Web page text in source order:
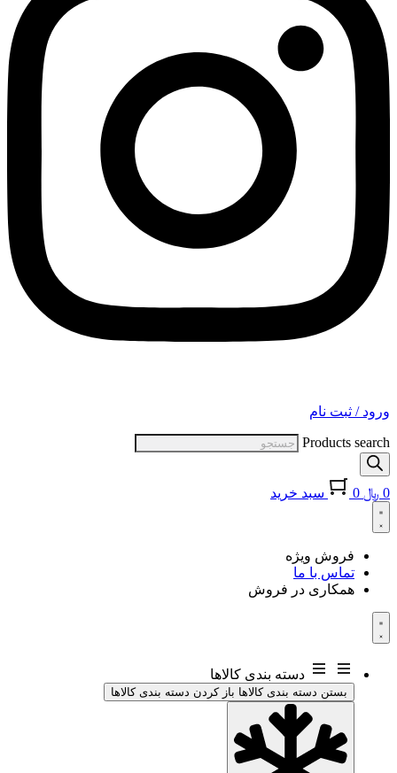
ورود / ثبت نام
Products search
0 ﷼ 0 سبد خريد
فروش ویژه
تماس با ما
همکاری در فروش
دسته بندی کالاها
بستن دسته بندی کالاها باز کردن دسته بندی کالاها